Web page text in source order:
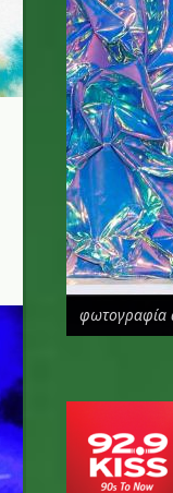
φωτογραφία